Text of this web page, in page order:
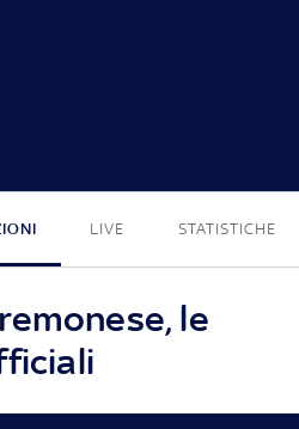
LIVE STATISTICHE
le